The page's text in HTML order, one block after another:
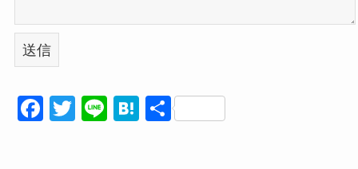
F
T
Li
H 共